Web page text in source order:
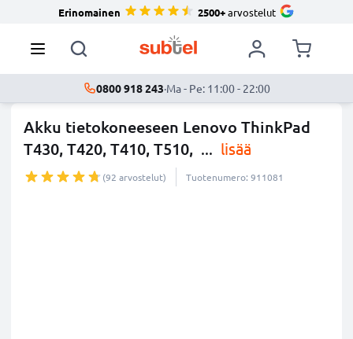
Erinomainen 2500+arvostelut
0800 918 243·Ma - Pe: 11:00 - 22:00
Akku tietokoneeseen Lenovo ThinkPad
T430, T420, T410, T510, ... lisää
(92 arvostelut) Tuotenumero: 911081